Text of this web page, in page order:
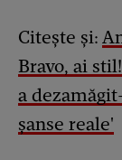
Citește și:
Bravo, ai
a
șanse reale'